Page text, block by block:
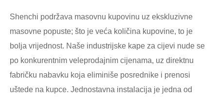
Shenchi podržava masovnu kupovinu uz ekskluzivne
masovne popuste; što je veća količina kupovine, to je
bolja vrijednost. Naše industrijske kape za cijevi nude se
po konkurentnim veleprodajnim cijenama, uz direktnu
fabričku nabavku koja eliminiše posrednike i prenosi
uštede na kupce. Jednostavna instalacija je jedna od